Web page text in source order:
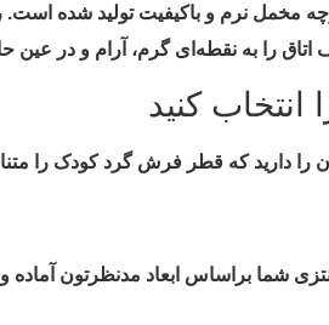
مخمل نرم و باکیفیت تولید شده است.
را به نقطه‌ای گرم، آرام و در عین
انتخاب کنید
را دارید که قطر فرش گرد کودک را
شما براساس ابعاد مدنظرتون